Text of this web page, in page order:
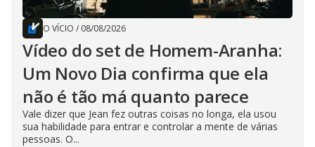
O VÍCIO / 08/08/2026
Vídeo do set de Homem-Aranha:
Um Novo Dia confirma que ela
não é tão má quanto parece
Vale dizer que Jean fez outras coisas no longa, ela usou
sua habilidade para entrar e controlar a mente de várias
pessoas. O...